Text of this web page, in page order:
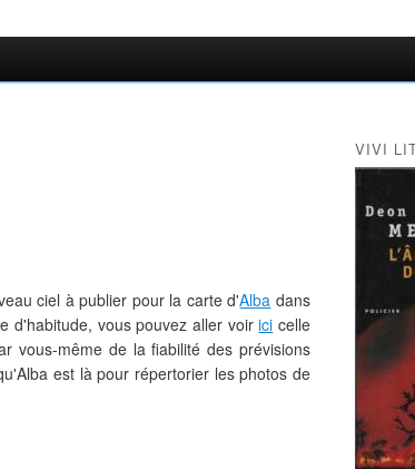
ciel à publier pour la carte d'Alba dans
d'habitude, vous pouvez aller voirici celle
vous-même de la fiabilité des prévisions
est là pour répertorier les photos de
VIVI